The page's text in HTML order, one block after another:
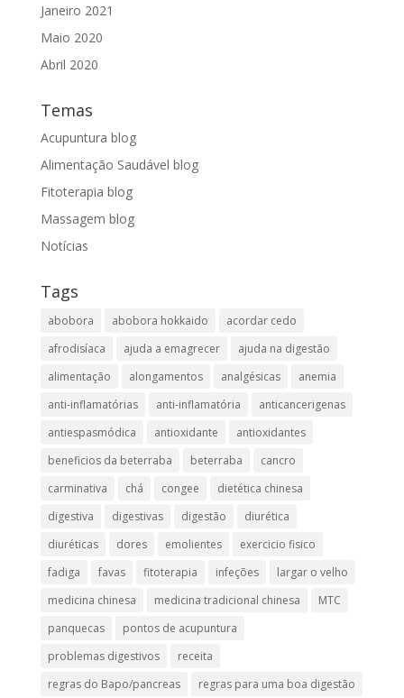
Janeiro 2021
Maio 2020
Abril 2020
Temas
Acupuntura blog
Alimentação Saudável blog
Fitoterapia blog
Massagem blog
Notícias
Tags
abobora abobora hokkaido
acordar cedo
afrodisíaca
ajuda a emagrecer
ajuda na digestão
alimentação
alongamentos analgésicas
anemia
anti-inflamatórias
anti-inflamatória​
anticancerigenas
antiespasmódica
antioxidante
antioxidantes
beneficios da beterraba
beterraba
cancro
carminativa
chá congee
dietética chinesa
digestiva
digestivas digestão
diurética
diuréticas​
dores emolientes
exercicio fisico
fadiga
favas fitoterapia infeções
largar o velho
medicina chinesa
medicina tradicional chinesa
MTC
panquecas
pontos de acupuntura
problemas digestivos
receita
regras do Bapo/pancreas
regras para uma boa digestão